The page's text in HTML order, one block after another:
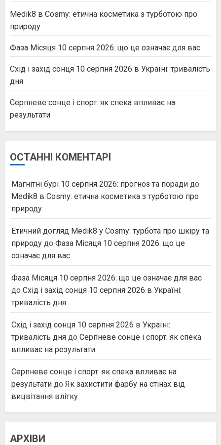
Medik8 в Cosmy: етична косметика з турботою про
природу
Фаза Місяця 10 серпня 2026: що це означає для вас
Схід і захід сонця 10 серпня 2026 в Україні: тривалість
дня
Серпневе сонце і спорт: як спека впливає на
результати
ОСТАННІ КОМЕНТАРІ
Магнітні бурі 10 серпня 2026: прогноз та поради до
Medik8 в Cosmy: етична косметика з турботою про
природу
Етичний догляд Medik8 у Cosmy: турбота про шкіру та
природу до Фаза Місяця 10 серпня 2026: що це
означає для вас
Фаза Місяця 10 серпня 2026: що це означає для вас
до Схід і захід сонця 10 серпня 2026 в Україні:
тривалість дня
Схід і захід сонця 10 серпня 2026 в Україні:
тривалість дня до Серпневе сонце і спорт: як спека
впливає на результати
Серпневе сонце і спорт: як спека впливає на
результати до Як захистити фарбу на стінах від
вицвітання влітку
АРХІВИ